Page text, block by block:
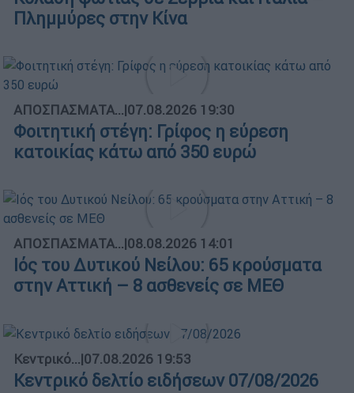
Πλημμύρες στην Κίνα
ΑΠΟΣΠΑΣΜΑΤΑ...|07.08.2026 19:30
Φοιτητική στέγη: Γρίφος η εύρεση
κατοικίας κάτω από 350 ευρώ
ΑΠΟΣΠΑΣΜΑΤΑ...|08.08.2026 14:01
Ιός του Δυτικού Νείλου: 65 κρούσματα
στην Αττική – 8 ασθενείς σε ΜΕΘ
Κεντρικό...|07.08.2026 19:53
Κεντρικό δελτίο ειδήσεων 07/08/2026